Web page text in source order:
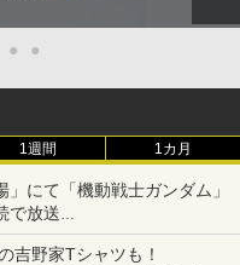
● ●
1週間 1カ月
にて「機動戦士ガンダム」
で放送
スター版】」
吉野家Tシャツも！